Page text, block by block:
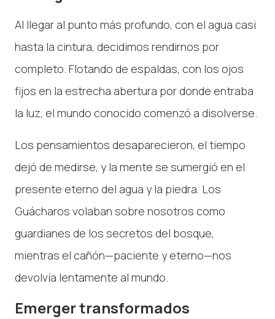
Al llegar al punto más profundo, con el agua casi
hasta la cintura, decidimos rendirnos por
completo. Flotando de espaldas, con los ojos
fijos en la estrecha abertura por donde entraba
la luz, el mundo conocido comenzó a disolverse.
Los pensamientos desaparecieron, el tiempo
dejó de medirse, y la mente se sumergió en el
presente eterno del agua y la piedra. Los
Guácharos volaban sobre nosotros como
guardianes de los secretos del bosque,
mientras el cañón—paciente y eterno—nos
devolvía lentamente al mundo.
Emerger transformados